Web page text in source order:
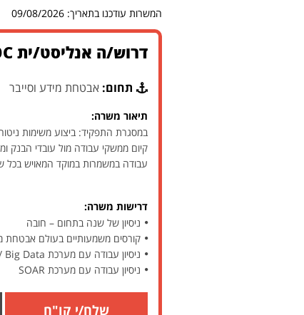
המשרות עודכנו בתאריך: 09/08/2026
דרוש/ה אנליסט/ית SOC למטה בנק גדול בת"א
תחום:אבטחת מידע וסייבר
תיאור משרה:
במסגרת התפקיד: ביצוע משימות
קיום ממשקי עבודה מול עובדי הבנק
עבודה במשמרות במוקד המאויש בכל
דרישות משרה:
ניסיון של שנה בתחום – חובה
קורסים משמעותיים בעולם אבטחת
ניסיון עבודה עם מערכת Splunk / Big Data
ניסיון עבודה עם מערכת SOAR
שלח/י קו"ח